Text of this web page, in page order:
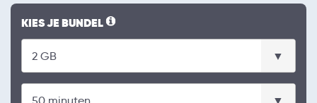
KIES JE BUNDEL